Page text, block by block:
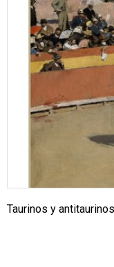
Taurinos y